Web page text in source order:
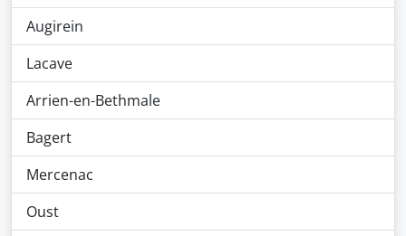
Augirein
Lacave
Arrien-en-Bethmale
Bagert
Mercenac
Oust